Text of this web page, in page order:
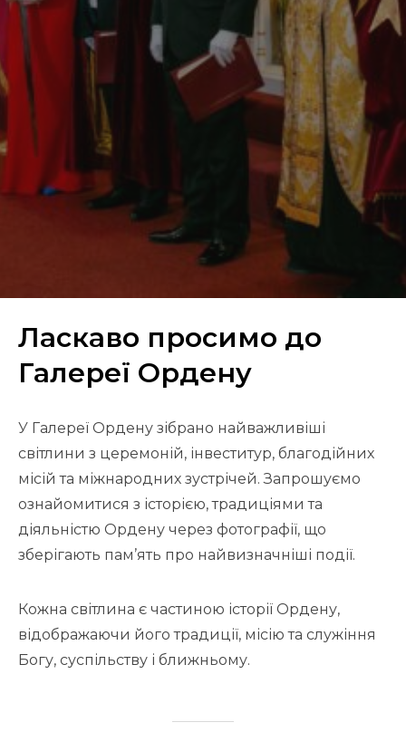
Ласкаво просимо до
Галереї Ордену
У Галереї Ордену зібрано найважливіші
світлини з церемоній, інвеститур, благодійних
місій та міжнародних зустрічей. Запрошуємо
ознайомитися з історією, традиціями та
діяльністю Ордену через фотографії, що
зберігають пам’ять про найвизначніші події.
Кожна світлина є частиною історії Ордену,
відображаючи його традиції, місію та служіння
Богу, суспільству і ближньому.